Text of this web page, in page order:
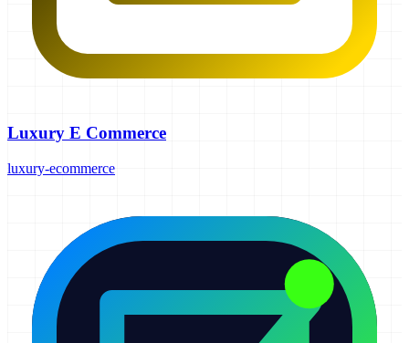
Luxury E Commerce
luxury-ecommerce